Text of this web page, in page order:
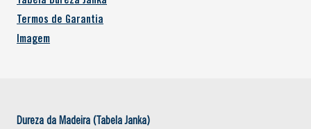
Termos de Garantia
Imagem
Dureza da Madeira (Tabela Janka)